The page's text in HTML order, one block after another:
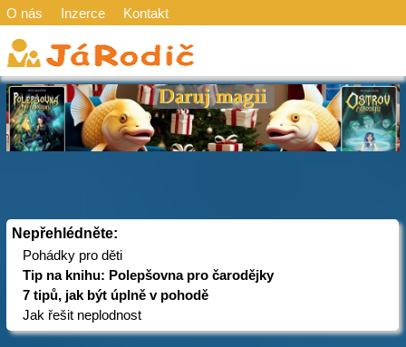
O nás Inzerce Kontakt
Nepřehlédněte:
Pohádky pro děti
Tip na knihu: Polepšovna pro čarodějky
7 tipů, jak být úplně v pohodě
Jak řešit neplodnost